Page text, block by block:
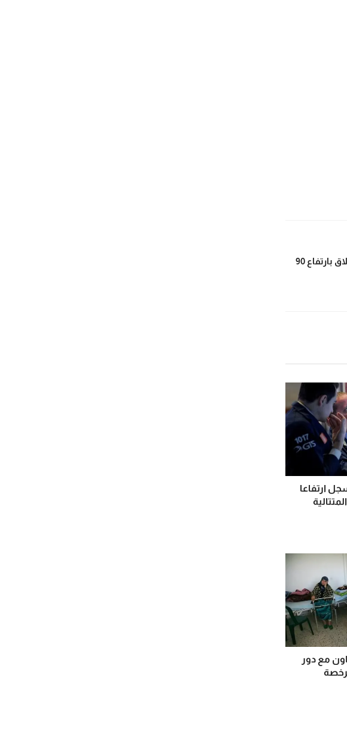
تصوير جوي “لكوبري الخور”.. عمل هندسي عملاق بارتفاع 90
ارتفاعا
مع دور